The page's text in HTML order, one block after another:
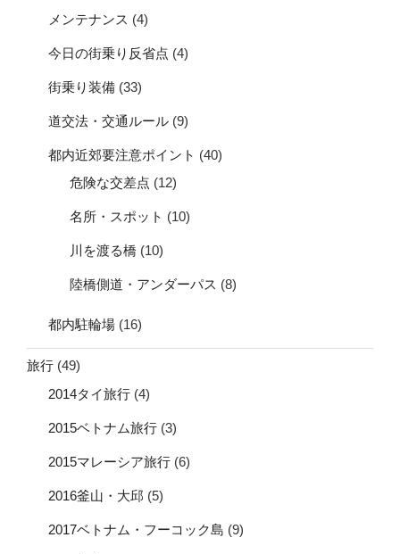
メンテナンス (4)
今日の街乗り反省点 (4)
街乗り装備 (33)
道交法・交通ルール (9)
都内近郊要注意ポイント (40)
危険な交差点 (12)
名所・スポット (10)
川を渡る橋 (10)
陸橋側道・アンダーパス (8)
都内駐輪場 (16)
旅行 (49)
2014タイ旅行 (4)
2015ベトナム旅行 (3)
2015マレーシア旅行 (6)
2016釜山・大邱 (5)
2017ベトナム・フーコック島 (9)